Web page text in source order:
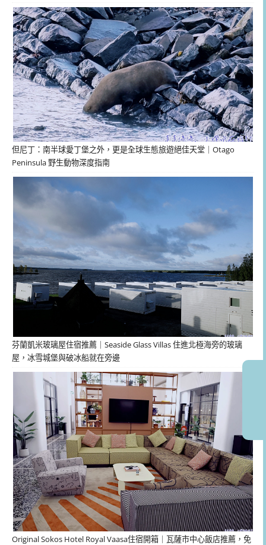
但尼丁：南半球愛丁堡之外，更是全球生態旅遊絕佳天堂｜Otago
Peninsula 野生動物深度指南
芬蘭凱米玻璃屋住宿推薦｜Seaside Glass Villas 住進北極海旁的玻璃
屋，冰雪城堡與破冰船就在旁邊
Original Sokos Hotel Royal Vaasa住宿開箱｜瓦薩市中心飯店推薦，免